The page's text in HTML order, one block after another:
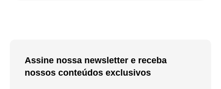
Assine nossa newsletter e receba
nossos conteúdos exclusivos